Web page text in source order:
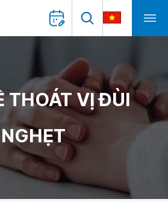
THOÁT VỊ ĐÙI
NGHẸT